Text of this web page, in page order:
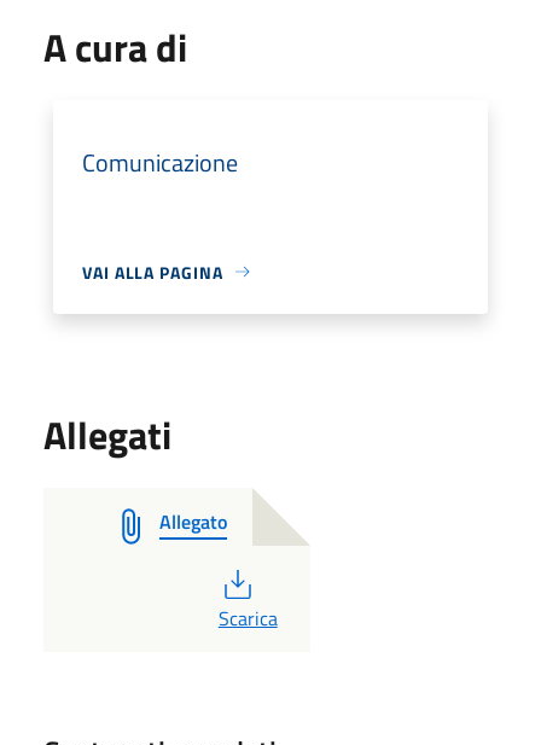
A cura di
Comunicazione
VAI ALLA PAGINA
Allegati
Allegato
PDF
Scarica